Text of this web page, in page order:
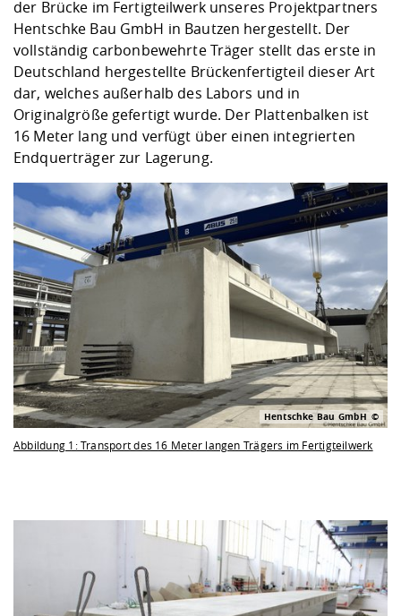
der Brücke im Fertigteilwerk unseres Projektpartners
Hentschke Bau GmbH in Bautzen hergestellt. Der
vollständig carbonbewehrte Träger stellt das erste in
Deutschland hergestellte Brückenfertigteil dieser Art
dar, welches außerhalb des Labors und in
Originalgröße gefertigt wurde. Der Plattenbalken ist
16 Meter lang und verfügt über einen integrierten
Endquerträger zur Lagerung.
Hentschke Bau GmbH
Abbildung 1: Transport des 16 Meter langen Trägers im Fertigteilwerk